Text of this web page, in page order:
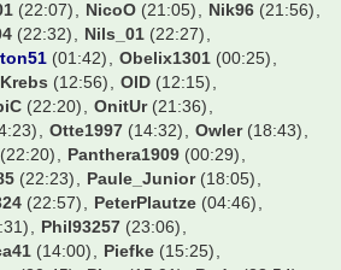
(22:07) NicoO (21:05) Nik96 (21:56)
(22:32) Nils_01 (22:27)
(01:42) Obelix1301 (00:25)
(12:56) OlD (12:15)
(22:20) OnitUr (21:36)
Otte1997 (14:32) Owler (18:43)
(22:20) Panthera1909 (00:29)
(22:23) Paule_Junior (18:05)
(22:57) PeterPlautze (04:46)
Phil93257 (23:06)
(14:00) Piefke (15:25)